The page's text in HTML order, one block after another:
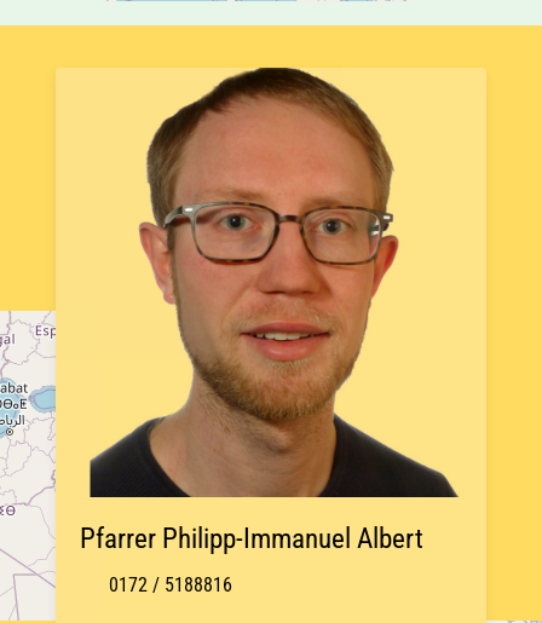
Pfarrer Philipp-Immanuel Albert
0172 / 5188816